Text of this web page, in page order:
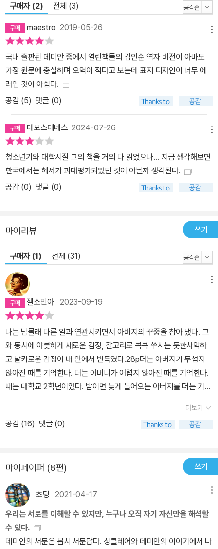
구매자 (2) 전체 (3)
maestro 2019-05-26
국내 출판된 데미안 중에서 열린책들의 김인순 역자 버전이 아마도
가장 원문에 충실하며 오역이 적다고 보는데 표지 디자인이 너무 에
러인 것이 아쉽다.
공감 (5) 댓글 (0)
데모스테네스 2024-07-26
청소년기와 대학시절 그의 책을 거의 다 읽었으나... 지금 생각해보면
한국에서는 헤세가 과대평가되었던 것이 아닐까 생각된다.
공감 (0) 댓글 (0)
마이리뷰 쓰기
구매자 (1) 전체 (31)
젤소민아2023-09-19
나는 남몰래 다른 일과 연관시키면서 아버지의 꾸중을 참아 냈다. 그
와 동시에 야릇하게 새로운 감정, 갈고리로 콕콕 쑤시는 듯한사악하
고 날카로운 감정이 내 안에서 번득였다.28p더는 아버지가 무섭지
않아진 때를 기억한다. 더는 어머니가 어렵지 않아진 때를 기억한다.
때는 대학교 2학년이었다. 밤이면 늦게 들어오는 아버지를 더는 기다
곁에서 지키지도 않게 된 때와 겹친다. 더는 어머니가 가엾지 않았다.
왜냐하면 싱클레어가 느꼈던 바로 그 감정. 야릇하게 새로운 감정. 갈
고리로 콕콕 쑤시는 듯한 사악하고 날카로운 감정이 내 안에서 번득
에 이름표를 붙이지 못했다. 나는 헤세가 아니니까. 이제야 그 감정의
이름표를 찾는다. 학창시절 읽었던 '데미안'은 이런 게 아니었다. 감
히, 아버지보다 어떻게 우월하다고...이런 생각도 못할만치 집에서 나
는 포복할 듯 몸을 낮추고 살았으니까. 대학교에 들어가고 한 일년 쯤
지나 내가 아버지보다 우월하다는 것을 알았다. 밤이면 늦게 들어오
는 아버지가 나보다 우월할 턱이 없었다. 그걸 왜 그렇게 늦게 알았는
더보기
공감 (16) 댓글 (0)
마이페이퍼 (8편) 쓰기
초딩 2021-04-17
우리는 서로를 이해할 수 있지만, 누구나 오직 자기 자신만을 해석할
수 있다.
데미안의 서문은 몹시 서문답다. 싱클레어와 데미안의 이야기에서 나